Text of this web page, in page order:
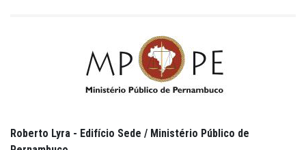
Roberto Lyra - Edifício Sede / Ministério Público de